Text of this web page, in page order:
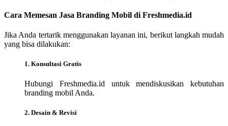
Cara Memesan Jasa Branding Mobil di Freshmedia.id
Jika Anda tertarik menggunakan layanan ini, berikut langkah mudah
yang bisa dilakukan:
1. Konsultasi Gratis
Hubungi Freshmedia.id untuk mendiskusikan kebutuhan
branding mobil Anda.
2. Desain & Revisi